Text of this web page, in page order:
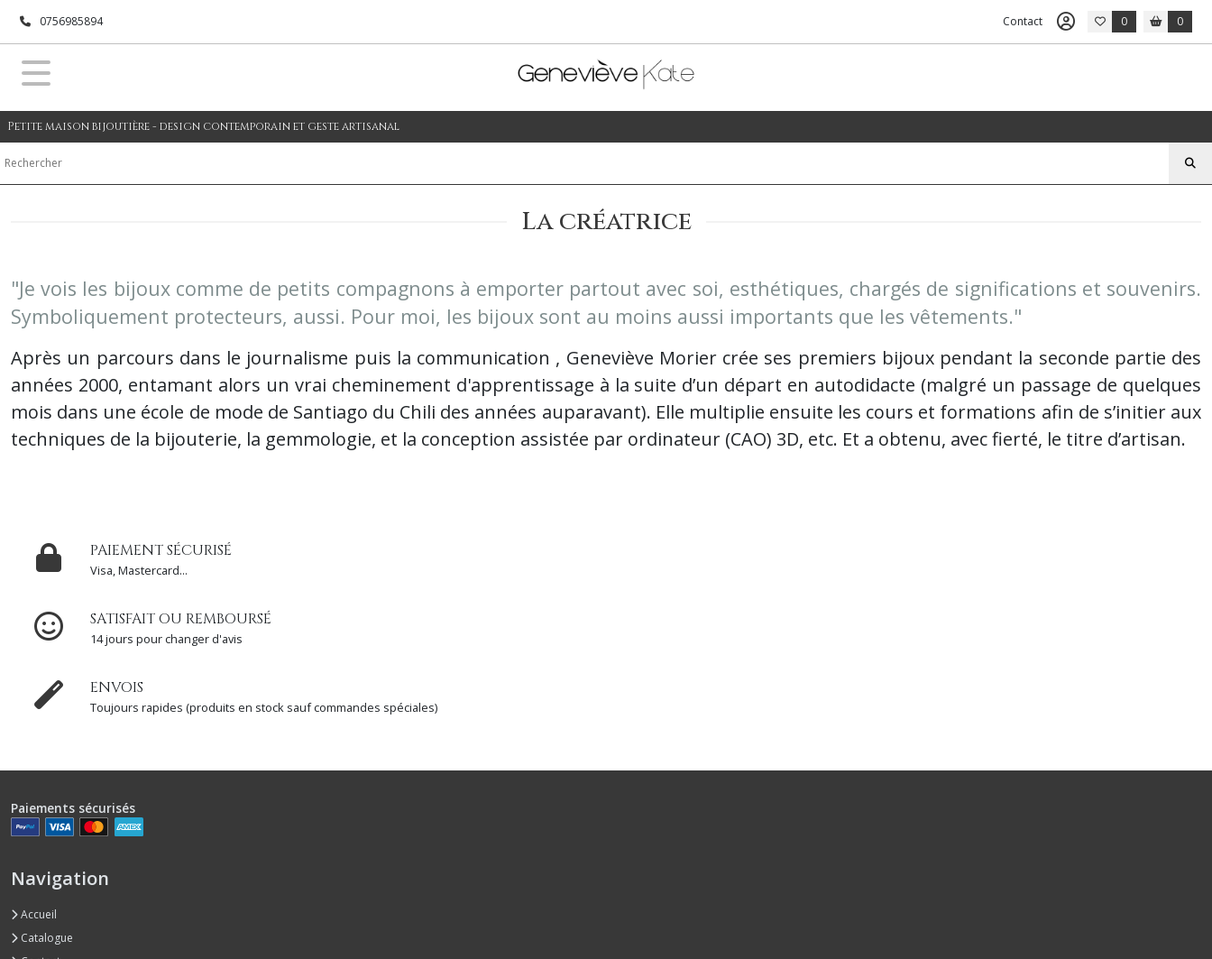
0756985894 Contact 0 0
Petite maison bijoutière - design contemporain et geste artisanal
La créatrice
"Je vois les bijoux comme de petits compagnons à emporter partout avec soi, esthétiques, chargés de significations et souvenirs.
Symboliquement protecteurs, aussi. Pour moi, les bijoux sont au moins aussi importants que les vêtements."
Après un parcours dans le journalisme puis la communication , Geneviève Morier crée ses premiers bijoux pendant la seconde partie des
années 2000, entamant alors un vrai cheminement d'apprentissage à la suite d’un départ en autodidacte (malgré un passage de quelques
mois dans une école de mode de Santiago du Chili des années auparavant). Elle multiplie ensuite les cours et formations afin de s’initier aux
techniques de la bijouterie, la gemmologie, et la conception assistée par ordinateur (CAO) 3D, etc. Et a obtenu, avec fierté, le titre d’artisan.
PAIEMENT SÉCURISÉ
Visa, Mastercard...
SATISFAIT OU REMBOURSÉ
14 jours pour changer d'avis
ENVOIS
Toujours rapides (produits en stock sauf commandes spéciales)
Paiements sécurisés
Navigation
Accueil
Catalogue